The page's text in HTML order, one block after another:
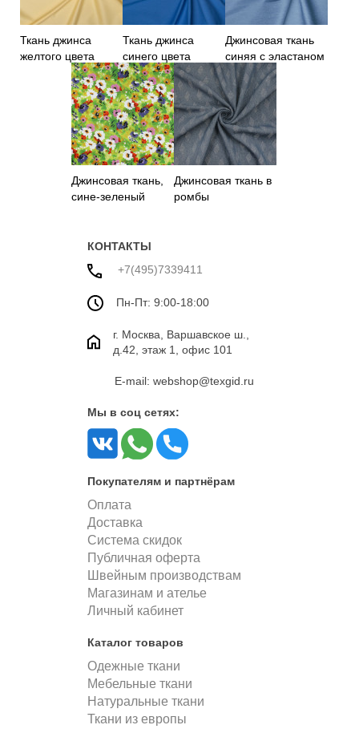
Ткань джинса
желтого цвета
Ткань джинса
синего цвета
Джинсовая ткань
синяя с эластаном
Джинсовая ткань,
сине-зеленый
Джинсовая ткань в
ромбы
КОНТАКТЫ
+7(495)7339411
Пн-Пт: 9:00-18:00
г. Москва, Варшавское ш.,
д.42, этаж 1, офис 101
E-mail: webshop@texgid.ru
Мы в соц сетях:
Покупателям и партнёрам
Оплата
Доставка
Система скидок
Публичная оферта
Швейным производствам
Магазинам и ателье
Личный кабинет
Каталог товаров
Одежные ткани
Мебельные ткани
Натуральные ткани
Ткани из европы